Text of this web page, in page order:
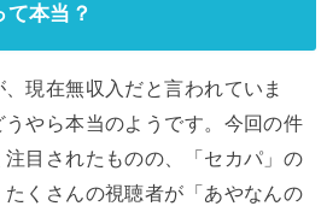
本当？
現在無収入だと言われていま
やら本当のようです。今回の件
目されたものの、「セカパ」の
くさんの視聴者が「あやなんの